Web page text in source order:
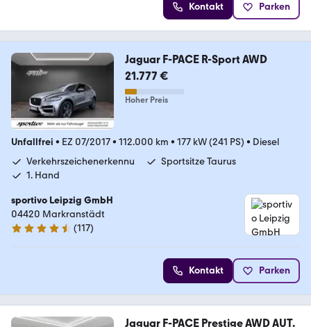
Kontakt Parken
Jaguar F-PACE R-Sport AWD
21.777 €
Hoher Preis
Unfallfrei • EZ 07/2017• 112.000 km • 177 kW (241 PS) • Diesel
Verkehrszeichenerkennu
Sportsitze Taurus
1. Hand
sportivo Leipzig GmbH
04420 Markranstädt
4.6 Sterne
(117)
Kontakt Parken
Jaguar F-PACE Prestige AWD AUT.